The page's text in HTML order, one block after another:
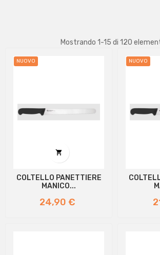
Mostrando 1-15 di 120
NUOVO

COLTELLO PANETTIERE
MANICO...
Prezzo
24,90 €
NUOVO